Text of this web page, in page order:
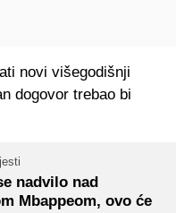
novi višegodišnji
dogovor trebao bi
nadvilo nad
Mbappeom, ovo će